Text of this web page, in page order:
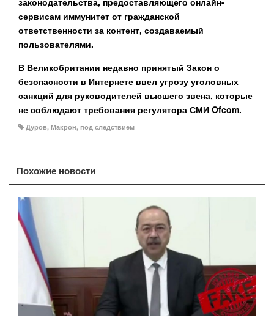
сервисам иммунитет от гражданской
ответственности за контент, создаваемый
пользователями.
В Великобритании недавно принятый Закон о
безопасности в Интернете ввел угрозу уголовных
санкций для руководителей высшего звена, которые
не соблюдают требования регулятора СМИ Ofcom.
Дуров, Макрон, под следствием
Похожие новости